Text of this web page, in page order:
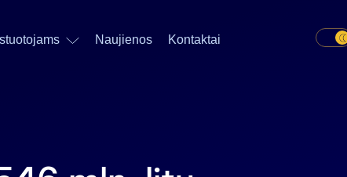
Naujienos Kontaktai